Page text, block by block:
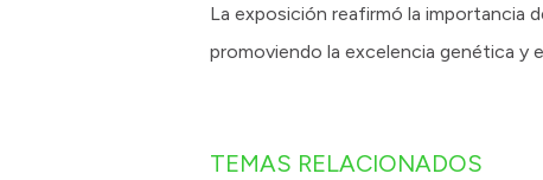
La exposición reafirmó la importancia
promoviendo la excelencia genética y
TEMAS RELACIONADOS